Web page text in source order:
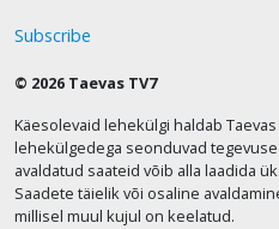
Subscribe
© 2026 Taevas TV7
Käesolevaid lehekülgi haldab
lehekülgedega seonduvad
avaldatud saateid võib alla laadida
Saadete täielik või osaline
millisel muul kujul on keelatud.